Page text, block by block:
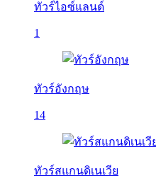
ทัวร์ไอซ์แลนด์
1
ทัวร์อังกฤษ
14
ทัวร์สแกนดิเนเวีย